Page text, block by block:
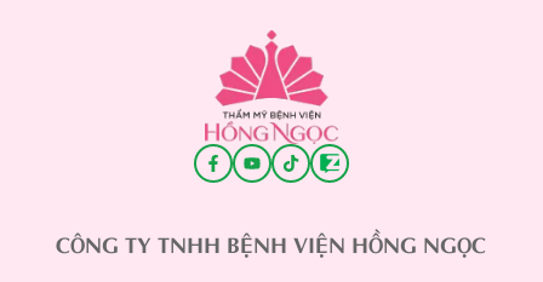
CÔNG TY TNHH BỆNH VIỆN HỒNG NGỌC